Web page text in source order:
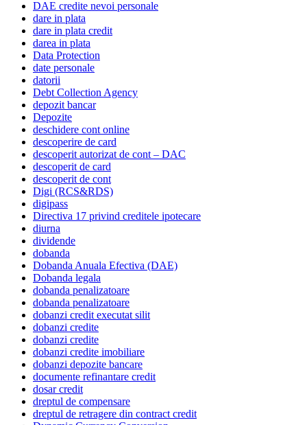
DAE credite nevoi personale
dare in plata
dare in plata credit
darea in plata
Data Protection
date personale
datorii
Debt Collection Agency
depozit bancar
Depozite
deschidere cont online
descoperire de card
descoperit autorizat de cont – DAC
descoperit de card
descoperit de cont
Digi (RCS&RDS)
digipass
Directiva 17 privind creditele ipotecare
diurna
dividende
dobanda
Dobanda Anuala Efectiva (DAE)
Dobanda legala
dobanda penalizatoare
dobanda penalizatoare
dobanzi credit executat silit
dobanzi credite
dobanzi credite
dobanzi credite imobiliare
dobanzi depozite bancare
documente refinantare credit
dosar credit
dreptul de compensare
dreptul de retragere din contract credit